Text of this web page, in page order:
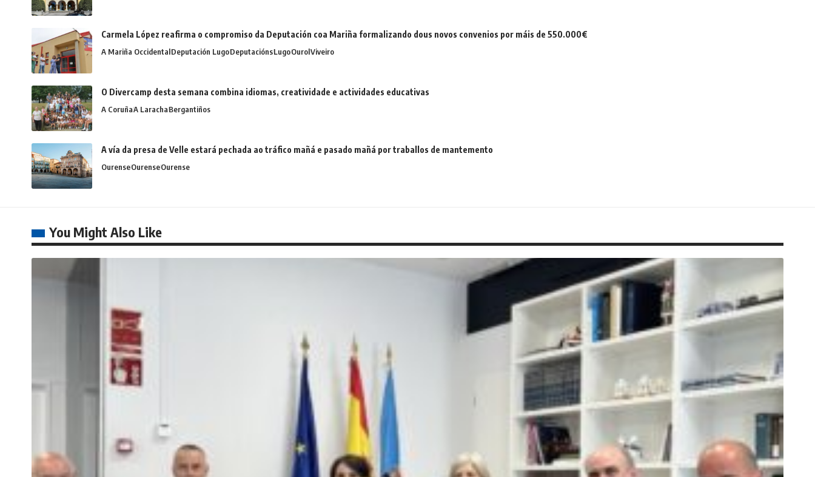
Carmela López reafirma o compromiso da Deputación coa Mariña formalizando dous novos convenios por máis de 550.000€
A Mariña OccidentalDeputación LugoDeputaciónsLugoOurolViveiro
O Divercamp desta semana combina idiomas, creatividade e actividades educativas
A CoruñaA LarachaBergantiños
A vía da presa de Velle estará pechada ao tráfico mañá e pasado mañá por traballos de mantemento
OurenseOurenseOurense
You Might Also Like